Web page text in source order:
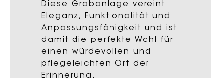
Diese Grabanlage vereint
Eleganz, Funktionalität und
Anpassungsfähigkeit und ist
damit die perfekte Wahl für
einen würdevollen und
pflegeleichten Ort der
Erinnerung.